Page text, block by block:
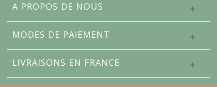
A PROPOS DE NOUS
MODES DE PAIEMENT
LIVRAISONS EN FRANCE